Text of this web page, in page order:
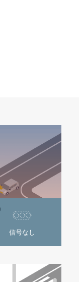
信号なし